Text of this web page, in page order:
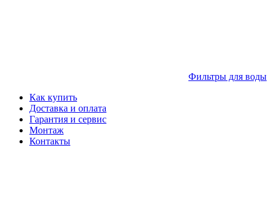
Фильтры для воды
Как купить
Доставка и оплата
Гарантия и сервис
Монтаж
Контакты